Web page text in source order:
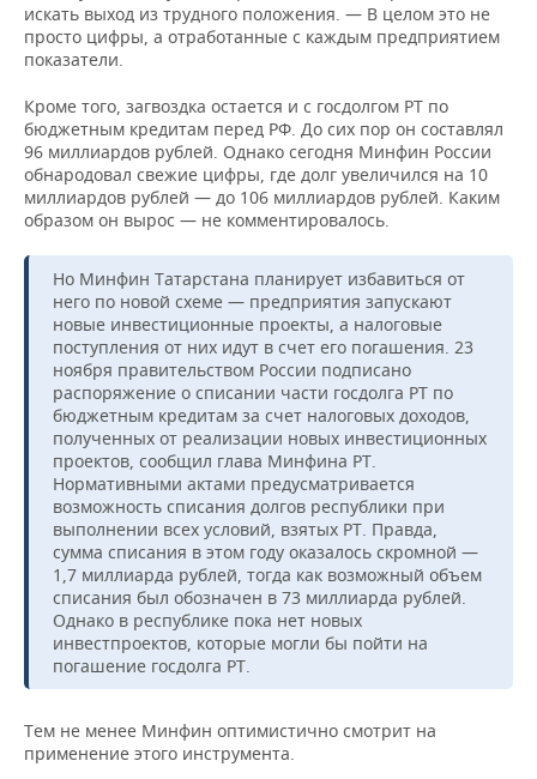
искать выход из трудного положения. — В целом это не
просто цифры, а отработанные с каждым предприятием
показатели.
Кроме того, загвоздка остается и с госдолгом РТ по
бюджетным кредитам перед РФ. До сих пор он составлял
96 миллиардов рублей. Однако сегодня Минфин России
обнародовал свежие цифры, где долг увеличился на 10
миллиардов рублей — до 106 миллиардов рублей. Каким
образом он вырос — не комментировалось.
Но Минфин Татарстана планирует избавиться от
него по новой схеме — предприятия запускают
новые инвестиционные проекты, а налоговые
поступления от них идут в счет его погашения. 23
ноября правительством России подписано
распоряжение о списании части госдолга РТ по
бюджетным кредитам за счет налоговых доходов,
полученных от реализации новых инвестиционных
проектов, сообщил глава Минфина РТ.
Нормативными актами предусматривается
возможность списания долгов республики при
выполнении всех условий, взятых РТ. Правда,
сумма списания в этом году оказалось скромной —
1,7 миллиарда рублей, тогда как возможный объем
списания был обозначен в 73 миллиарда рублей.
Однако в республике пока нет новых
инвестпроектов, которые могли бы пойти на
погашение госдолга РТ.
Тем не менее Минфин оптимистично смотрит на
применение этого инструмента.